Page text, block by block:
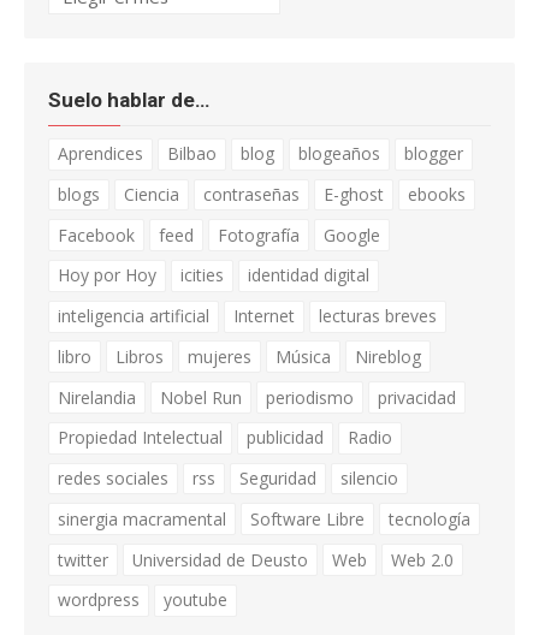
Suelo hablar de…
Aprendices Bilbao blog blogeaños
blogger
blogs
Ciencia contraseñas E-ghost
ebooks
Facebook
feed Fotografía
Google
Hoy por Hoy
icities
identidad digital
inteligencia artificial
Internet
lecturas breves
libro
Libros mujeres Música
Nireblog
Nirelandia
Nobel Run periodismo
privacidad
Propiedad Intelectual
publicidad
Radio
redes sociales
rss Seguridad
silencio
sinergia macramental
Software Libre
tecnología
twitter
Universidad de Deusto Web
Web 2.0
wordpress
youtube